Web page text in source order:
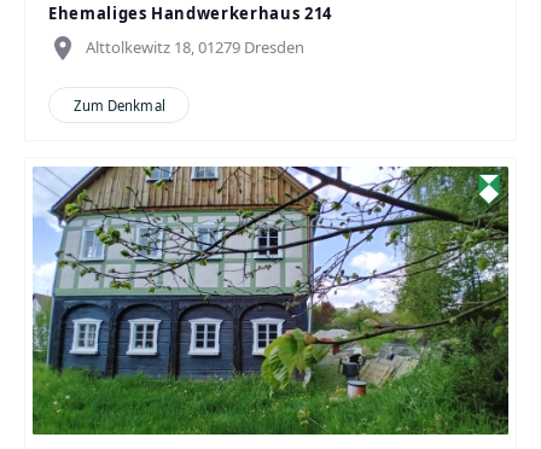
Ehemaliges Handwerkerhaus 214
place Alttolkewitz 18, 01279 Dresden
Zum Denkmal